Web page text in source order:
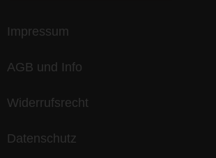
Impressum
AGB und Info
Widerrufsrecht
Datenschutz